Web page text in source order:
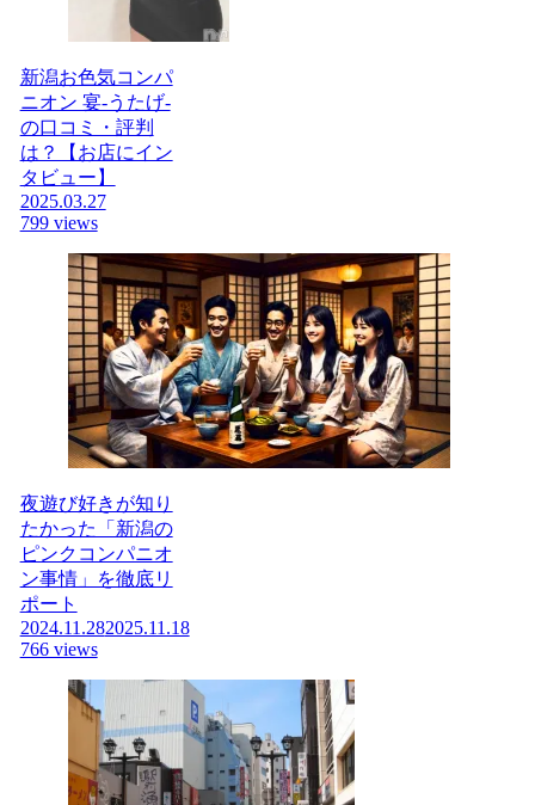
新潟お色気コンパ
ニオン 宴-うたげ-
の口コミ・評判
は？【お店にイン
タビュー】
2025.03.27
799 views
夜遊び好きが知り
たかった「新潟の
ピンクコンパニオ
ン事情」を徹底リ
ポート
2024.11.282025.11.18
766 views